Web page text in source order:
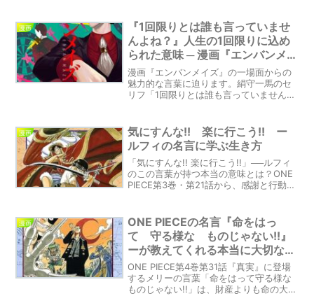
その言葉の持つ意味を丁寧に掘り下げ、
夢と現実の間にある「ちょっと変な想
像」を大切にする心をお伝えします。
漫画
『1回限りとは誰も言っていませ
んよね？』人生の1回限りに込め
られた意味 ─ 漫画『エンバンメイ
ズ』からの感銘
漫画『エンバンメイズ』の一場面からの
魅力的な言葉に迫ります。絹守一馬のセ
リフ「1回限りとは誰も言っていませんよ
後に隠された思想や人生への教訓を考察
します。瞬間を大切にし、新たな視点を
求める重要性について探求します。一度
きりのチャンスを活かす方法と、勇気を
持って進む勇気を得るためのヒントをご
紹介します。読者の皆さんも、このセリ
送るためのヒントが詰まった一文です。
漫画
気にすんな!! 楽に行こう!! ー
ルフィの名言に学ぶ生き方
「気にすんな!! 楽に行こう!!」──ルフィ
のこの言葉が持つ本当の意味とは？ONE
PIECE第3巻・第21話から、感謝と行動の
漫画
ONE PIECEの名言『命をはっ
て 守る様な ものじゃない!!』
ーが教えてくれる本当に大切なも
の」
ONE PIECE第4巻第31話『真実』に登場
するメリーの言葉「命をはって守る様な
ものじゃない!!」は、財産よりも命の大切